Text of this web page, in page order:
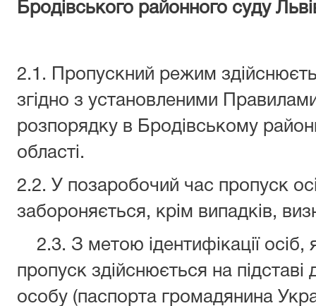
Бродівського районного суду
2.1. Пропускний режим
згідно з установленими
розпорядку в Бродівському
області.
2.2. У позаробочий час пропуск
забороняється, крім випадків,
2.3. З метою ідентифікації осіб,
пропуск здійснюється на
особу (паспорта громадянина